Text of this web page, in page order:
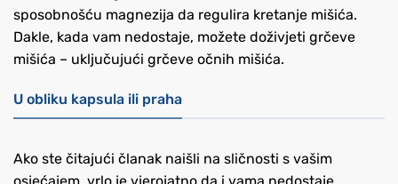
sposobnošću magnezija da regulira kretanje mišića.
Dakle, kada vam nedostaje, možete doživjeti grčeve
mišića – uključujući grčeve očnih mišića.
U obliku kapsula ili praha
Ako ste čitajući članak naišli na sličnosti s vašim